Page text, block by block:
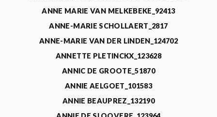
ANNE MARIE VAN MELKEBEKE_92413
ANNE-MARIE SCHOLLAERT_2817
ANNE-MARIE VAN DER LINDEN_124702
ANNETTE PLETINCKX_123628
ANNIC DE GROOTE_51870
ANNIE AELGOET_101583
ANNIE BEAUPREZ_132190